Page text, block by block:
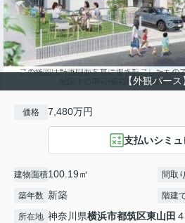
【外観パース
価格 7,480万円
支払いシミ
建物面積100.19㎡ 間取り
築年数 新築 階建
所在地 神奈川県横浜市都筑区東山田